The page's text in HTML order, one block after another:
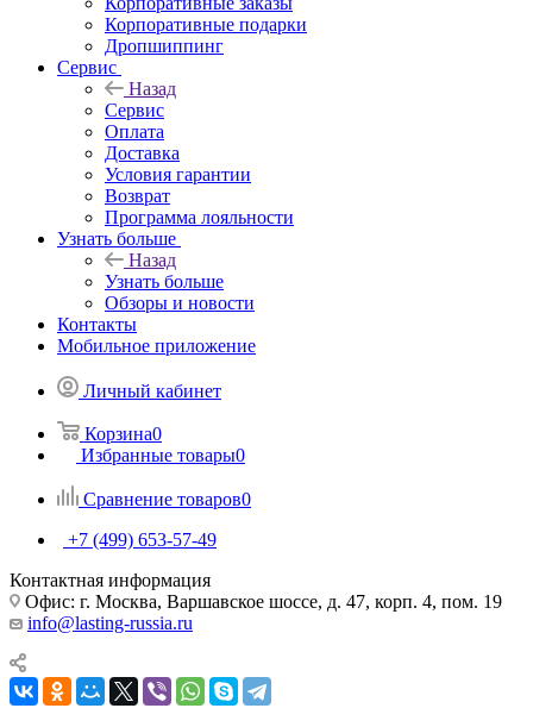
Корпоративные подарки
Дропшиппинг
Сервис
Назад
Сервис
Оплата
Доставка
Условия гарантии
Возврат
Программа лояльности
Узнать больше
Назад
Узнать больше
Обзоры и новости
Контакты
Мобильное приложение
Личный кабинет
Корзина0
Избранные товары0
Сравнение товаров0
+7 (499) 653-57-49
Контактная информация
Офис: г. Москва, Варшавское шоссе, д. 47, корп. 4, пом. 19
info@lasting-russia.ru